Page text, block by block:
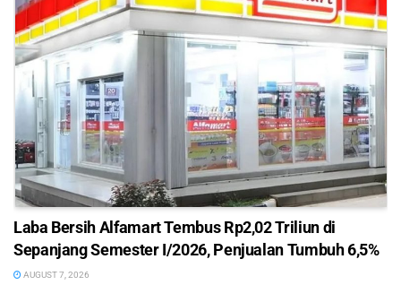
Laba Bersih Alfamart Tembus Rp2,02 Triliun di
Sepanjang Semester I/2026, Penjualan Tumbuh 6,5%
AUGUST 7, 2026